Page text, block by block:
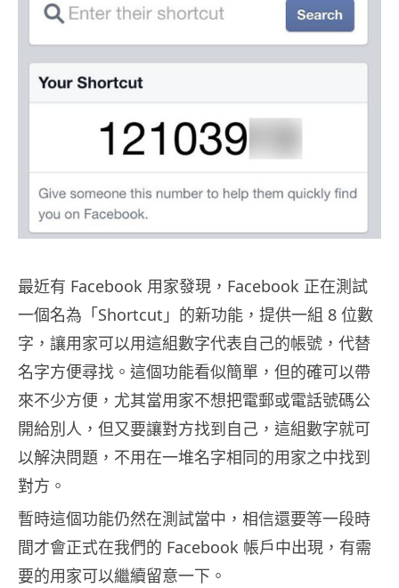
最近有 Facebook 用家發現，Facebook 正在測試
一個名為「Shortcut」的新功能，提供一組 8 位數
字，讓用家可以用這組數字代表自己的帳號，代替
名字方便尋找。這個功能看似簡單，但的確可以帶
來不少方便，尤其當用家不想把電郵或電話號碼公
開給別人，但又要讓對方找到自己，這組數字就可
以解決問題，不用在一堆名字相同的用家之中找到
對方。
暫時這個功能仍然在測試當中，相信還要等一段時
間才會正式在我們的 Facebook 帳戶中出現，有需
要的用家可以繼續留意一下。